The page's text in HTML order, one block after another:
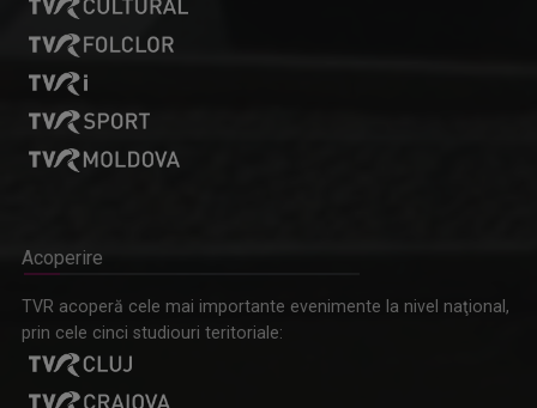
Acoperire
TVR acoperă cele mai importante evenimente la nivel naţional,
prin cele cinci studiouri teritoriale: